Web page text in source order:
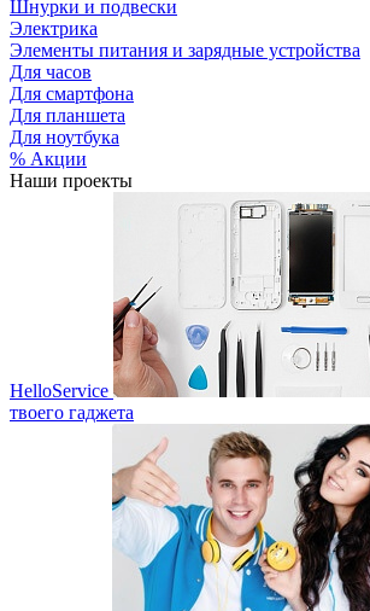
Шнурки и подвески
Электрика
Элементы питания и зарядные устройства
Для часов
Для смартфона
Для планшета
Для ноутбука
% Акции
Наши проекты
HelloService
твоего гаджета